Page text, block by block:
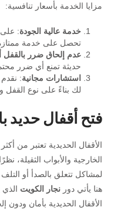
مزايا الخدمة بأسعار تنافسية:
خدمة عالية الجودة: على
تحصل على خدمة ممتازة
عدم إلحاق ضرر بالقفل
حديثة تمنع أي ضرر
استشارات مجانية:
لك بناءً على نوع القفل
فتح أقفال حديد
الأقفال الحديدية تعتبر من
الخارجية والأبواب الثقيلة،
لمشاكل تتعلق بالصدأ أو
هنا يأتي دور نجار الكويت الذي
الأقفال الحديدية بأمان ودون